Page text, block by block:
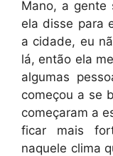
Mano, a gente
ela disse para
a cidade, eu
lá, então ela
algumas
começou a se
começaram a
ficar mais
naquele clima